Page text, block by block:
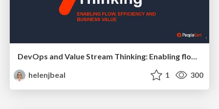
DevOps and Value Stream Thinking: Enabling flow, efficiency and business value
helenjbeal
1 300